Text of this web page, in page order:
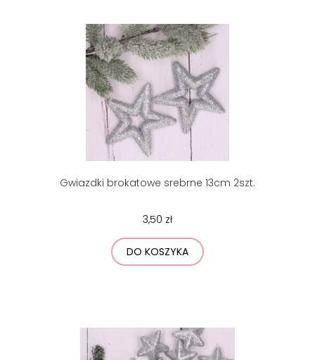
Gwiazdki brokatowe srebrne 13cm 2szt.
3,50 zł
DO KOSZYKA